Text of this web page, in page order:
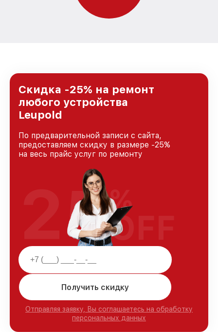
Скидка -25% на ремонт
любого устройства
Leupold
По предварительной записи с сайта,
предоставляем скидку в размере -25%
на весь прайс услуг по ремонту
Получить скидку
Отправляя заявку, Вы соглашаетесь на обработку
персональных данных
25%
OFF